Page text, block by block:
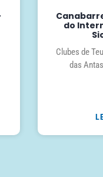
do
Clubes de
das